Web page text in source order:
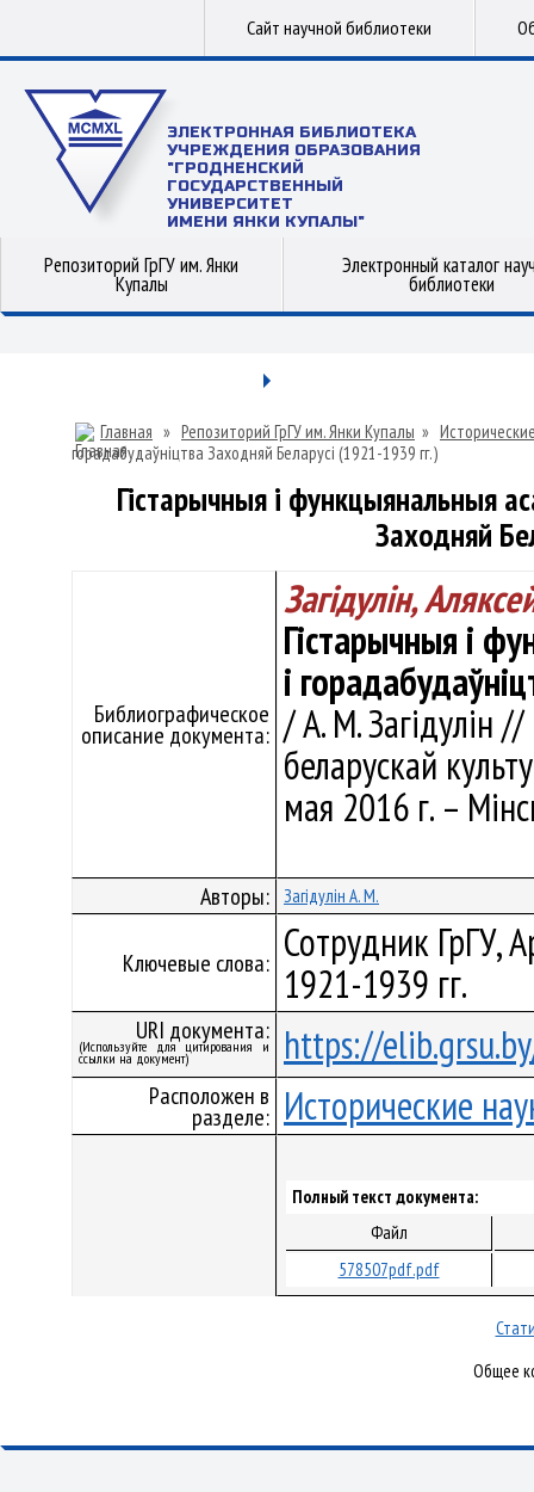
Сайт научной библиотеки
ЭЛЕКТРОННАЯ БИБЛИОТЕКА
УЧРЕЖДЕНИЯ ОБРАЗОВАНИЯ
"ГРОДНЕНСКИЙ
ГОСУДАРСТВЕННЫЙ
УНИВЕРСИТЕТ
ИМЕНИ ЯНКИ КУПАЛЫ"
Репозиторий ГрГУ им. Янки
Купалы
Электронный каталог
библиотеки
Главная » Репозиторий ГрГУ им. Янки Купалы »
горадабудаўніцтва Заходняй Беларусі (1921-1939 гг.)
Гістарычныя і функцыянальныя
Заходняй
Библиографическое
описание документа:
Загідулін,
Гістарычныя і
і
/ А. М. Загідулін
беларускай
мая 2016 г. –
Авторы: Загідулін А. М.
Ключевые слова: Сотрудник ГрГУ,
1921-1939 гг.
URI документа:
(Используйте для цитирования и
ссылки на документ) https://
Расположен в
разделе: Исторические
Полный текст документа:
Файл
578507pdf.pdf
Общее